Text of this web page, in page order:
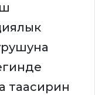
таасирин